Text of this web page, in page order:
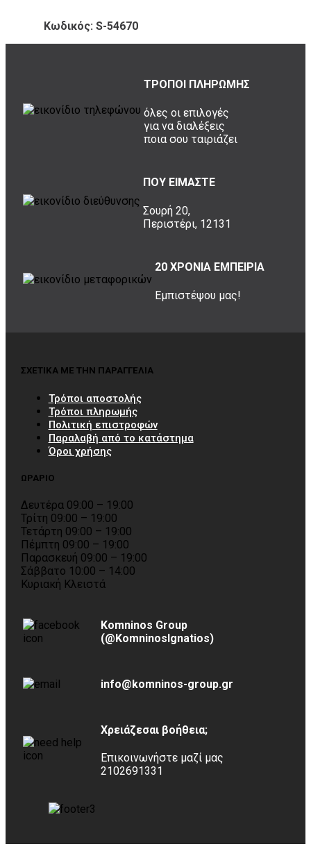
Κωδικός: S-54670
ΤΡΟΠΟΙ ΠΛΗΡΩΜΗΣ
όλες οι επιλογές
για να διαλέξεις
ποια σου ταιριάζει
ΠΟΥ ΕΙΜΑΣΤΕ
Σουρή 20,
Περιστέρι, 12131
20 ΧΡΟΝΙΑ ΕΜΠΕΙΡΙΑ
Εμπιστέψου μας!
ΣΧΕΤΙΚΑ ΜΕ ΤΗΝ ΠΑΡΑΓΓΕΛΙΑ
Τρόποι αποστολής
Τρόποι πληρωμής
Πολιτική επιστροφών
Παραλαβή από το κατάστημα
Όροι χρήσης
ΩΡΑΡΙΟ
Δευτέρα 09:00 – 19:00
Τρίτη 09:00 – 19:00
Τετάρτη 09:00 – 19:00
Πέμπτη 09:00 – 19:00
Παρασκευή 09:00 – 19:00
Σάββατο 10:00 – 14:00
Κυριακή Κλειστά
Komninos Group
(@KomninosIgnatios)
info@komninos-group.gr
Χρειάζεσαι βοήθεια;
Επικοινωνήστε μαζί μας
2102691331